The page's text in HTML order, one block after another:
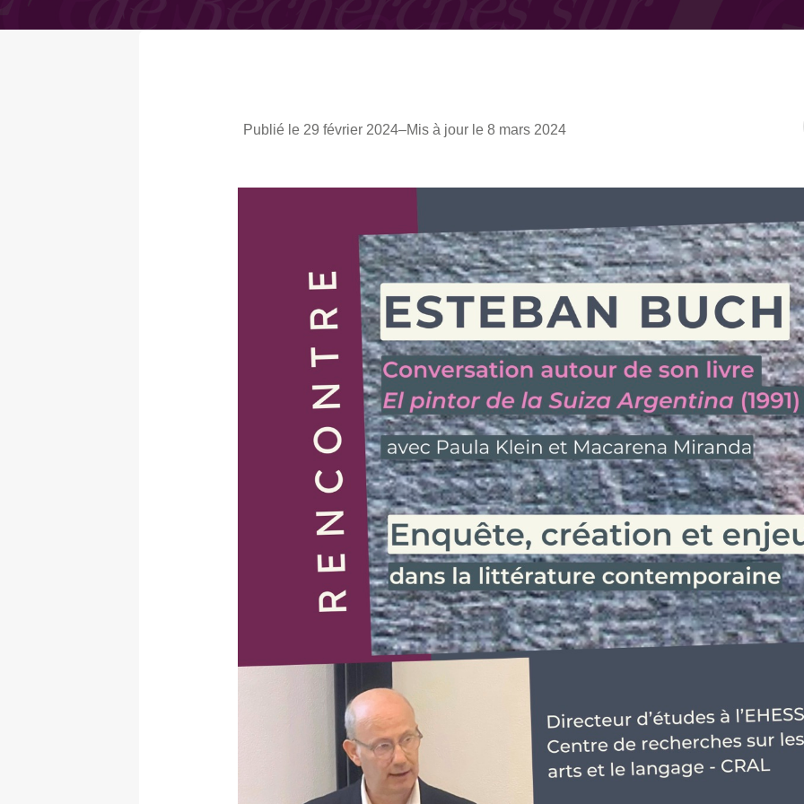
Publié le 29 février 2024–Mis à jour le 8 mars 2024